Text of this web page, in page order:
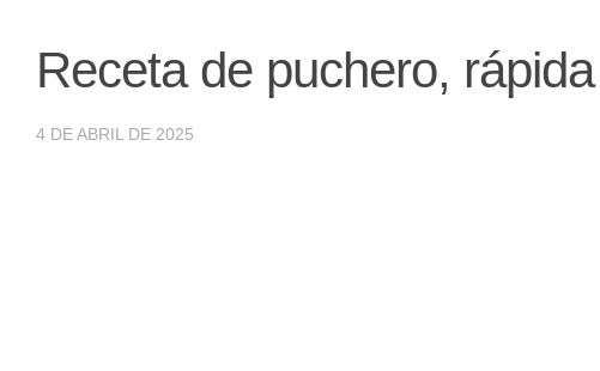
Receta de puchero,
4 DE ABRIL DE 2025